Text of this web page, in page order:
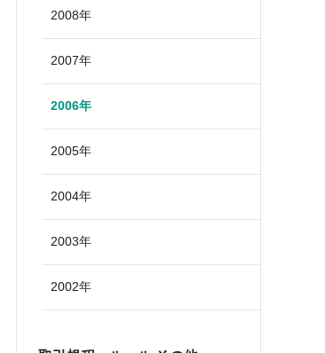
2008年
2007年
2006年
2005年
2004年
2003年
2002年